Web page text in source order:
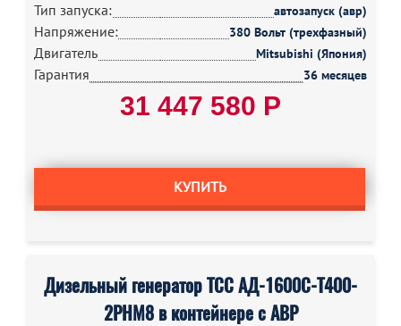
Тип запуска: автозапуск (авр)
Напряжение: 380 Вольт (трехфазный)
Двигатель Mitsubishi (Япония)
Гарантия 36 месяцев
31 447 580 Р
КУПИТЬ
Дизельный генератор ТСС АД-1600С-Т400-
2РНМ8 в контейнере с АВР